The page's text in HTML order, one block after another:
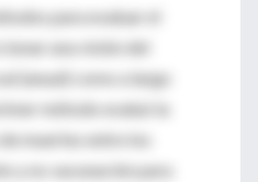
para evaluar el
una visión del
(anual) como a largo
método evaluó la
muertes entre los
y no vacunación para